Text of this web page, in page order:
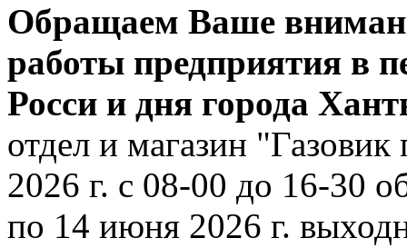
Обращаем Ваше
работы предприятия в
Росси и дня города
отдел и магазин
2026 г. с 08-00 до 16-30
по 14 июня 2026 г.